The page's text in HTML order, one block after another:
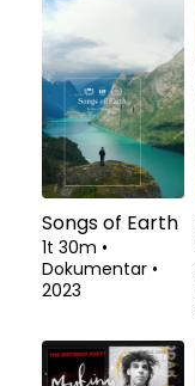
Songs of Earth
1t 30m •
Dokumentar •
2023